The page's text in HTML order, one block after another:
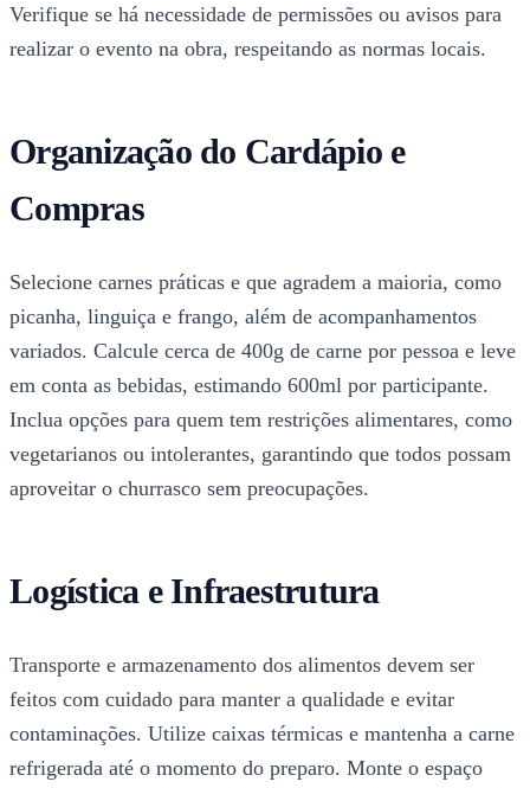
Verifique se há necessidade de permissões ou avisos para
realizar o evento na obra, respeitando as normas locais.
Organização do Cardápio e
Compras
Selecione carnes práticas e que agradem a maioria, como
picanha, linguiça e frango, além de acompanhamentos
variados. Calcule cerca de 400g de carne por pessoa e leve
em conta as bebidas, estimando 600ml por participante.
Inclua opções para quem tem restrições alimentares, como
vegetarianos ou intolerantes, garantindo que todos possam
aproveitar o churrasco sem preocupações.
Logística e Infraestrutura
Transporte e armazenamento dos alimentos devem ser
feitos com cuidado para manter a qualidade e evitar
contaminações. Utilize caixas térmicas e mantenha a carne
refrigerada até o momento do preparo. Monte o espaço